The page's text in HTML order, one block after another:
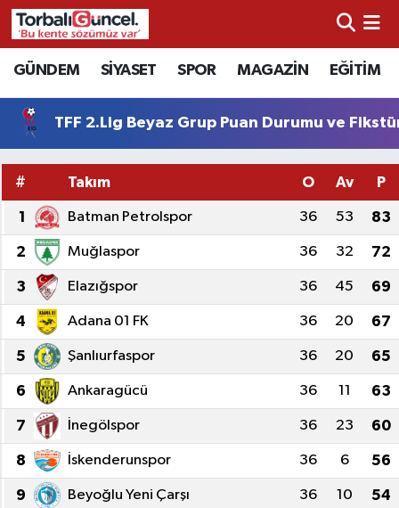
GÜNDEM SİYASET SPOR MAGAZİN EĞİTİM
TFF 2.Lig Beyaz Grup Puan Durumu ve
# Takım O Av P
1 Batman Petrolspor 36 53 83
2 Muğlaspor 36 32 72
3 Elazığspor 36 45 69
4 Adana 01 FK 36 20 67
5 Şanlıurfaspor 36 20 65
6 Ankaragücü 36 11 63
7 İnegölspor 36 23 60
8 İskenderunspor 36 6 56
9 Beyoğlu Yeni Çarşı 36 10 54
İzmir Nöbetçi Eczaneler
İzmir Trafik Yoğunluk Haritası
Süper Lig Puan Durumu ve Fikstür
Tüm Manşetler
Son Dakika Haberleri
Haber Arşivi